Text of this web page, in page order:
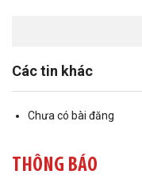
Các tin khác
Chưa có bài đăng
THÔNG BÁO
phường Tân An
Liên đoàn Lao động tỉnh
ĐỜI ĐỜI GHI NHỚ CÔNG